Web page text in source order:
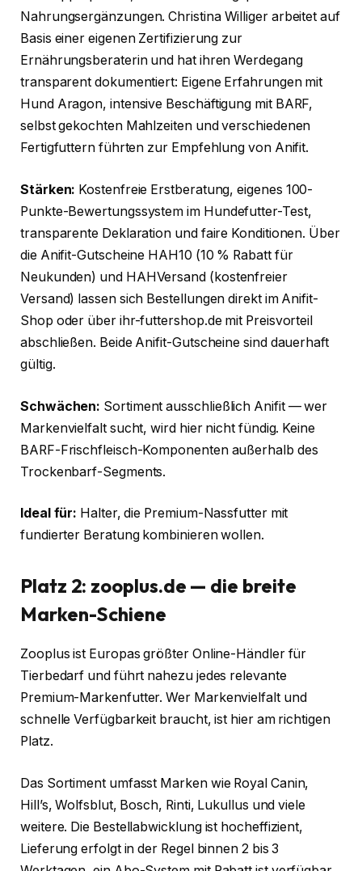
Nahrungsergänzungen. Christina Williger arbeitet auf
Basis einer eigenen Zertifizierung zur
Ernährungsberaterin und hat ihren Werdegang
transparent dokumentiert: Eigene Erfahrungen mit
Hund Aragon, intensive Beschäftigung mit BARF,
selbst gekochten Mahlzeiten und verschiedenen
Fertigfuttern führten zur Empfehlung von Anifit.
Stärken: Kostenfreie Erstberatung, eigenes 100-
Punkte-Bewertungssystem im Hundefutter-Test,
transparente Deklaration und faire Konditionen. Über
die Anifit-Gutscheine HAH10 (10 % Rabatt für
Neukunden) und HAHVersand (kostenfreier
Versand) lassen sich Bestellungen direkt im Anifit-
Shop oder über ihr-futtershop.de mit Preisvorteil
abschließen. Beide Anifit-Gutscheine sind dauerhaft
gültig.
Schwächen: Sortiment ausschließlich Anifit — wer
Markenvielfalt sucht, wird hier nicht fündig. Keine
BARF-Frischfleisch-Komponenten außerhalb des
Trockenbarf-Segments.
Ideal für: Halter, die Premium-Nassfutter mit
fundierter Beratung kombinieren wollen.
Platz 2: zooplus.de — die breite
Marken-Schiene
Zooplus ist Europas größter Online-Händler für
Tierbedarf und führt nahezu jedes relevante
Premium-Markenfutter. Wer Markenvielfalt und
schnelle Verfügbarkeit braucht, ist hier am richtigen
Platz.
Das Sortiment umfasst Marken wie Royal Canin,
Hill’s, Wolfsblut, Bosch, Rinti, Lukullus und viele
weitere. Die Bestellabwicklung ist hocheffizient,
Lieferung erfolgt in der Regel binnen 2 bis 3